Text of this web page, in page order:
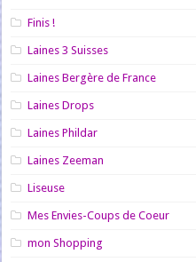
Finis !
Laines 3 Suisses
Laines Bergère de France
Laines Drops
Laines Phildar
Laines Zeeman
Liseuse
Mes Envies-Coups de Coeur
mon Shopping